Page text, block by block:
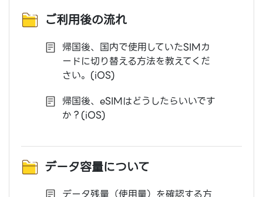
ご利用後の流れ
帰国後、国内で使用していたSIMカ
ードに切り替える方法を教えてくだ
さい。(iOS)
帰国後、eSIMはどうしたらいいです
か？(iOS)
データ容量について